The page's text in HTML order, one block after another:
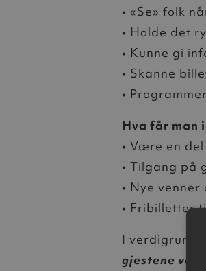
• «Se» folk
• Holde det
• Kunne gi
• Skanne
•
Hva får man
• Være en
• Tilgang på
• Nye
• Fribilletter
I
gjestene